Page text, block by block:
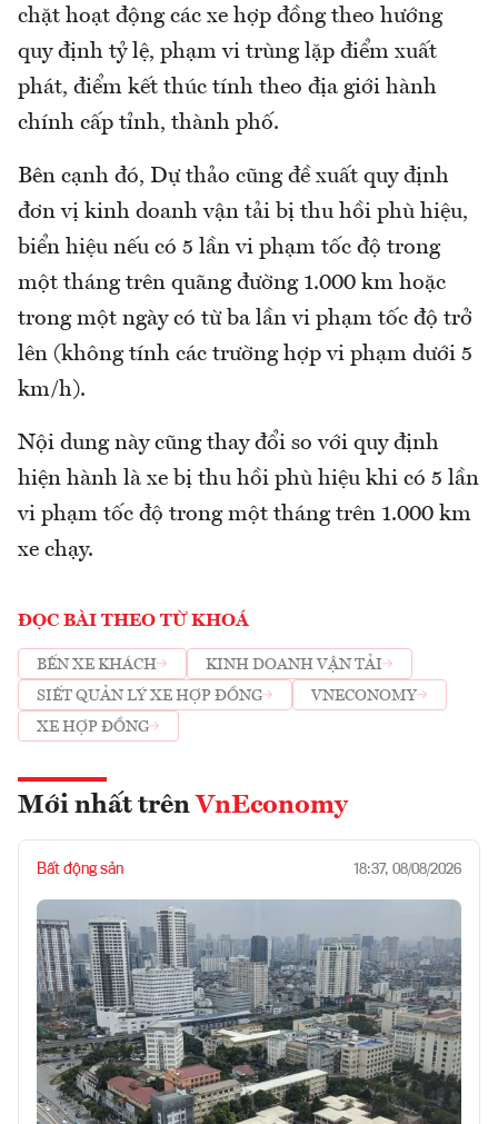
chặt hoạt động các xe hợp đồng theo hướng
quy định tỷ lệ, phạm vi trùng lặp điểm xuất
phát, điểm kết thúc tính theo địa giới hành
chính cấp tỉnh, thành phố.
Bên cạnh đó, Dự thảo cũng đề xuất quy định
đơn vị kinh doanh vận tải bị thu hồi phù hiệu,
biển hiệu nếu có 5 lần vi phạm tốc độ trong
một tháng trên quãng đường 1.000 km hoặc
trong một ngày có từ ba lần vi phạm tốc độ trở
lên (không tính các trường hợp vi phạm dưới 5
km/h).
Nội dung này cũng thay đổi so với quy định
hiện hành là xe bị thu hồi phù hiệu khi có 5 lần
vi phạm tốc độ trong một tháng trên 1.000 km
xe chạy.
ĐỌC BÀI THEO TỪ KHOÁ
BẾN XE KHÁCH
KINH DOANH VẬN TẢI
SIẾT QUẢN LÝ XE HỢP ĐỒNG
VNECONOMY
XE HỢP ĐỒNG
Mới nhất trên VnEconomy
Bất động sản 18:37, 08/08/2026